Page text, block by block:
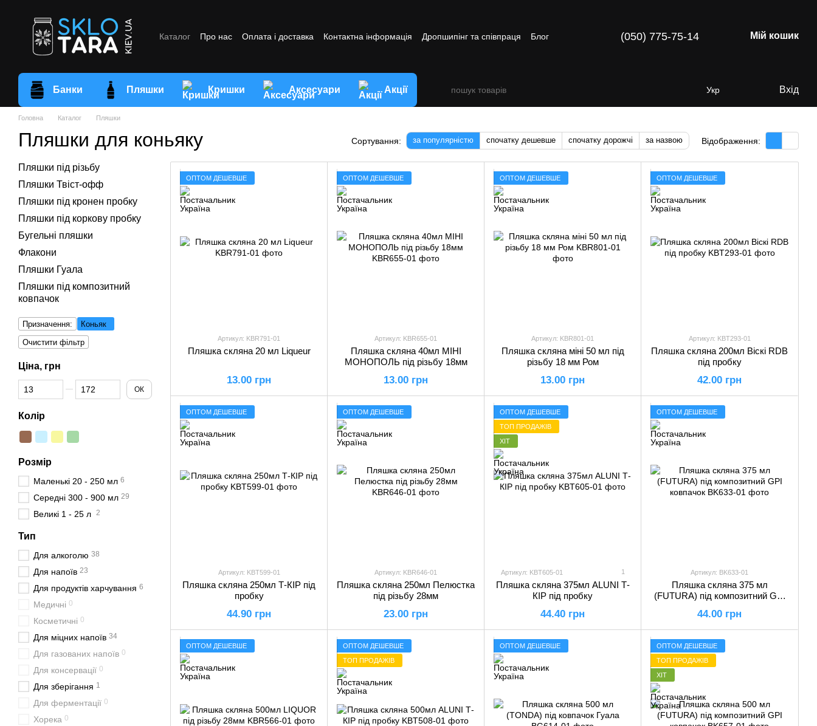
Каталог Про нас Оплата і доставка Контактна інформація Дропшипінг та співпраця
Блог
(050) 775-75-14 Мій кошик
Банки Пляшки Кришки Аксесуари Акції Укр Вхід
Головна Каталог Пляшки
Пляшки для коньяку Сортування: за популярністю спочатку дешевше спочатку дорожчі за назвою Відображення:
ОПТОМ ДЕШЕВШЕ
Артикул: KBR791-01
Пляшка скляна 20 мл Liqueur
13.00 грн
ОПТОМ ДЕШЕВШЕ
Артикул: KBR655-01
Пляшка скляна 40мл МІНІ
МОНОПОЛЬ під різьбу 18мм
13.00 грн
ОПТОМ ДЕШЕВШЕ
Артикул: KBR801-01
Пляшка скляна міні 50 мл під
різьбу 18 мм Ром
13.00 грн
ОПТОМ ДЕШЕВШЕ
Артикул: KBT293-01
Пляшка скляна 200мл Віскі RDB
під пробку
42.00 грн
ОПТОМ ДЕШЕВШЕ
Артикул: KBT599-01
Пляшка скляна 250мл Т-КІР під
пробку
44.90 грн
ОПТОМ ДЕШЕВШЕ
Артикул: KBR646-01
Пляшка скляна 250мл Пелюстка
під різьбу 28мм
23.00 грн
ОПТОМ ДЕШЕВШЕ
ТОП ПРОДАЖІВ
ХІТ
Артикул: KBT605-01 1
Пляшка скляна 375мл ALUNI Т-
КІР під пробку
44.40 грн
ОПТОМ ДЕШЕВШЕ
Артикул: BK633-01
Пляшка скляна 375 мл
(FUTURA) під композитний GPI
44.00 грн
ОПТОМ ДЕШЕВШЕ
ОПТОМ ДЕШЕВШЕ
ТОП ПРОДАЖІВ
ОПТОМ ДЕШЕВШЕ
ОПТОМ ДЕШЕВШЕ
ТОП ПРОДАЖІВ
ХІТ
Пляшки під різьбу
Пляшки Твіст-офф
Пляшки під кронен пробку
Пляшки під коркову пробку
Бугельні пляшки
Флакони
Пляшки Гуала
Пляшки під композитний
ковпачок
Призначення:
Коньяк
Очистити фільтр
Ціна, грн
Від Ціна, грн
До Ціна, грн ОК
Колір
Розмір
Маленькі 20 - 250 мл 6
Середні 300 - 900 мл 29
Великі 1 - 25 л 2
Тип
Для алкоголю 38
Для напоїв 23
Для продуктів харчування 6
Медичні 0
Косметичні 0
Для міцних напоїв 34
Для газованих напоїв 0
Для консервації 0
Для зберігання 1
Для ферментації 0
Хорека 0